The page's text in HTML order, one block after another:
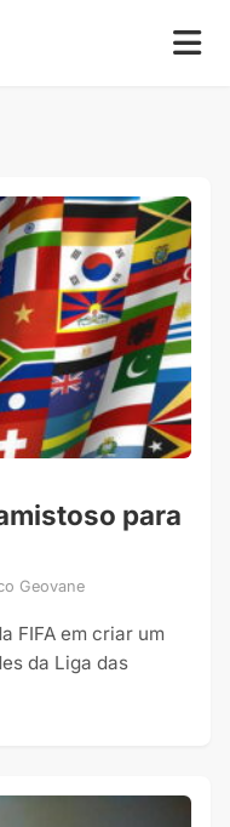
para
Geovane
FIFA em criar um
da Liga das